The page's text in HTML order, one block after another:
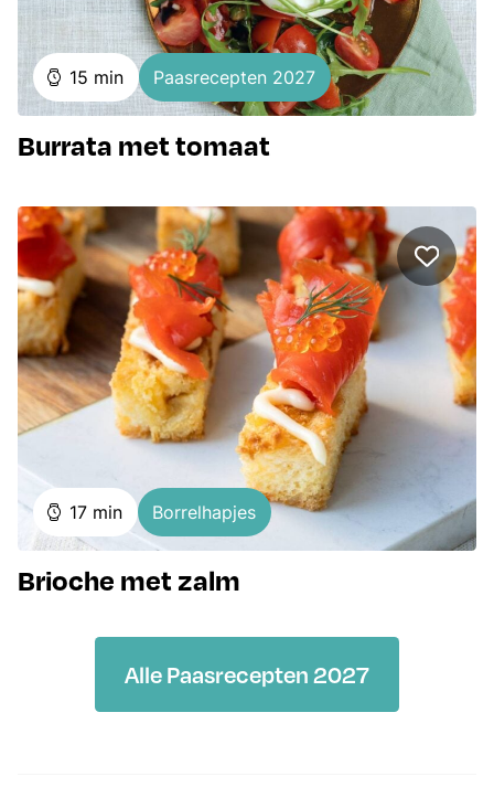
15 minuten
min Paasrecepten 2027
Burrata met tomaat
17minuten
min Borrelhapjes
Brioche met zalm
Alle Paasrecepten 2027